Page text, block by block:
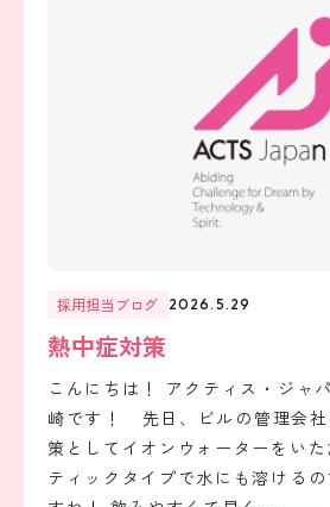
採用担当ブログ 2026.5.29
熱中症対策
こんにちは！ アクティス・ジャ
崎です！ 先日、ビルの管理会
策としてイオンウォーターをい
ティックタイプで水にも溶ける